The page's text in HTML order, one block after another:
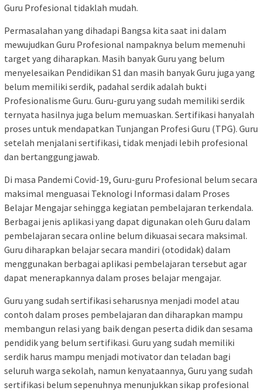
Guru Profesional tidaklah mudah.
Permasalahan yang dihadapi Bangsa kita saat ini dalam
mewujudkan Guru Profesional nampaknya belum memenuhi
target yang diharapkan. Masih banyak Guru yang belum
menyelesaikan Pendidikan S1 dan masih banyak Guru juga yang
belum memiliki serdik, padahal serdik adalah bukti
Profesionalisme Guru. Guru-guru yang sudah memiliki serdik
ternyata hasilnya juga belum memuaskan. Sertifikasi hanyalah
proses untuk mendapatkan Tunjangan Profesi Guru (TPG). Guru
setelah menjalani sertifikasi, tidak menjadi lebih profesional
dan bertanggungjawab.
Di masa Pandemi Covid-19, Guru-guru Profesional belum secara
maksimal menguasai Teknologi Informasi dalam Proses
Belajar Mengajar sehingga kegiatan pembelajaran terkendala.
Berbagai jenis aplikasi yang dapat digunakan oleh Guru dalam
pembelajaran secara online belum dikuasai secara maksimal.
Guru diharapkan belajar secara mandiri (otodidak) dalam
menggunakan berbagai aplikasi pembelajaran tersebut agar
dapat menerapkannya dalam proses belajar mengajar.
Guru yang sudah sertifikasi seharusnya menjadi model atau
contoh dalam proses pembelajaran dan diharapkan mampu
membangun relasi yang baik dengan peserta didik dan sesama
pendidik yang belum sertifikasi. Guru yang sudah memiliki
serdik harus mampu menjadi motivator dan teladan bagi
seluruh warga sekolah, namun kenyataannya, Guru yang sudah
sertifikasi belum sepenuhnya menunjukkan sikap profesional